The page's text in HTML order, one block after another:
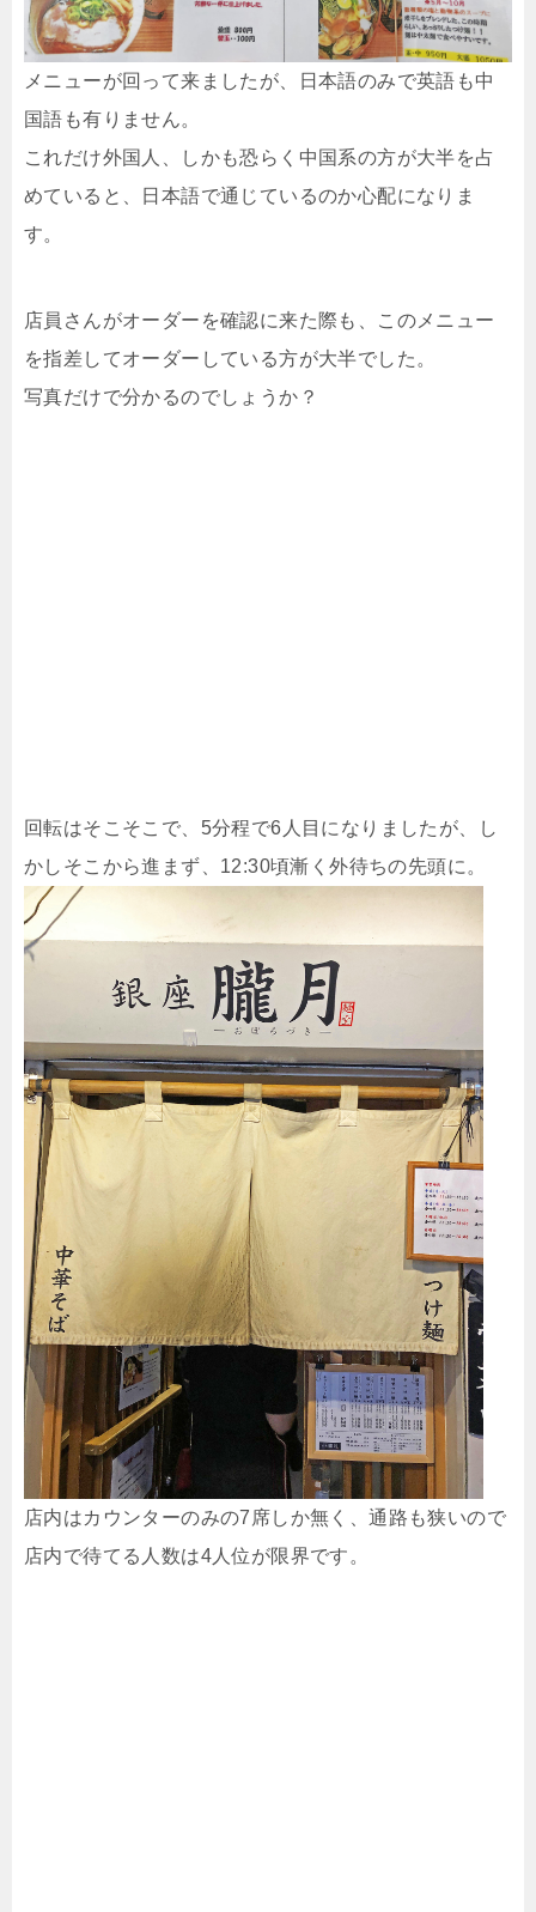
メニューが回って来ましたが、日本語のみで英語も中
国語も有りません。
これだけ外国人、しかも恐らく中国系の方が大半を占
めていると、日本語で通じているのか心配になりま
す。
店員さんがオーダーを確認に来た際も、このメニュー
を指差してオーダーしている方が大半でした。
写真だけで分かるのでしょうか？
回転はそこそこで、5分程で6人目になりましたが、し
かしそこから進まず、12:30頃漸く外待ちの先頭に。
店内はカウンターのみの7席しか無く、通路も狭いので
店内で待てる人数は4人位が限界です。